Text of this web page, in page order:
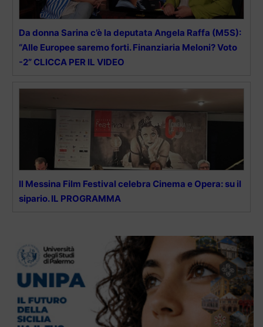
Da donna Sarina c’è la deputata Angela Raffa (M5S):
“Alle Europee saremo forti. Finanziaria Meloni? Voto
-2” CLICCA PER IL VIDEO
Il Messina Film Festival celebra Cinema e Opera: su il
sipario. IL PROGRAMMA